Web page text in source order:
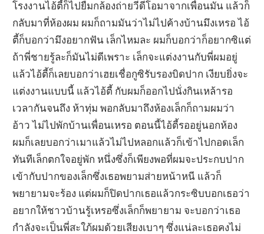
โรงงานไอ้ตี้ก็ไปยืมกล้องถ่ายวีดีโอมาจากเพื่อนมัน แล้วก็
กลับมาที่ห้องผม ผมก็ถามมันว่าไม่ไปค้างบ้านมึงเหรอ ไอ้
ตี้ก็บอกว่ามึงอยากฟัน เล็กไหมละ ผมก็บอกว่าก็อยากซิแต่
ถ้าพี่ชายรู้ละก็มันไม่ดีเพราะ เล็กจะแต่งงานกับพี่ผมอยู่
แล้วไอ้ตี้ก็เลยบอกว่าเฮยเชื่อกูซิรับรองบิดปาก เงียบยิ่งจะ
แต่งงานแบบนี้ แล้วไอ้ตี้ กับผมก็ออกไปนั่งกินเหล้ารอ
เวลากันจนถึง ห้าทุ่ม พอกลับมาถึงห้องเล็กก็ถามผมว่า
อ้าว ไม่ไปพักบ้านเพื่อนเหรอ ตอนนี้ไอ้ตี้รออยู่นอกห้อง
ผมก็เลยบอกว่าเมาแล้วไม่ไปหลอกแล้วก็เข้าไปกอดเล็ก
ทันทีเล็กตกใจอยู่พัก หนึ่งซึ่งก็เพียงพอที่ผมจะประกบปาก
เข้ากับปากของเล็กซึ่งเธอพยามส่ายหน้าหนี แล้วก็
พยายามจะร้อง แต่ผมก็ปิดปากเธอแล้วกระซิบบอกเธอว่า
อยากให้ชาวบ้านรู้เหรอซึ่งเล็กก็พยายาม จะบอกว่าเธอ
กำลังจะเป็นพี่สะใภ้ผมด้วยเสียงเบาๆ ซึ่งแน่ละเธอคงไม่